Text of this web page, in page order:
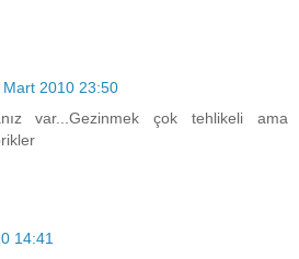
Mart 2010 23:50
var...Gezinmek çok tehlikeli ama
14:41